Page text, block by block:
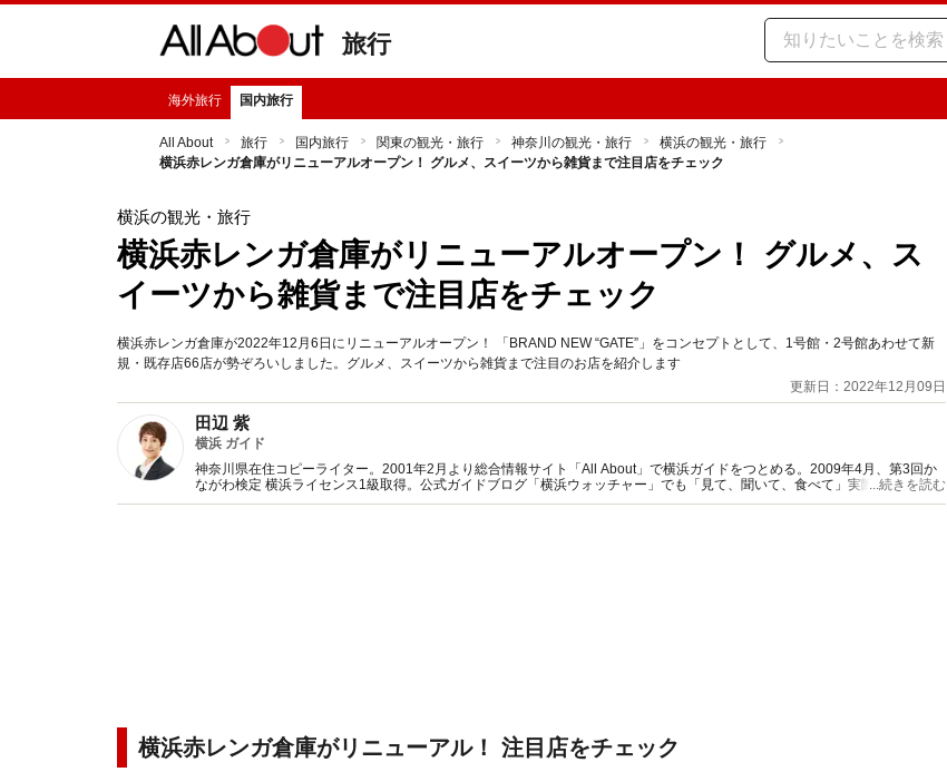
旅行
海外旅行 国内旅行
All About 旅行 国内旅行 関東の観光・旅行 神奈川の観光・旅行
横浜の観光・旅行
横浜赤レンガ倉庫がリニューアルオープン！ グルメ、スイーツから雑貨まで注目店をチェック
横浜の観光・旅行
横浜赤レンガ倉庫がリニューアルオープン！ グルメ、ス
イーツから雑貨まで注目店をチェック
横浜赤レンガ倉庫が2022年12月6日にリニューアルオープン！ 「BRAND NEW “GATE”」をコンセプトとして、1号館・2号館あわせて新
規・既存店66店が勢ぞろいしました。グルメ、スイーツから雑貨まで注目のお店を紹介します
更新日：2022年12月09日
田辺 紫
横浜 ガイド
神奈川県在住コピーライター。2001年2月より総合情報サイト「All About」で横浜ガイドをつとめる。2009年4月、第3回か
ながわ検定 横浜ライセンス1級取得。公式ガイドブログ「横浜ウォッチャー」でも「見て、聞いて、食べて」実際に体験した
横浜情報を発信。
...続きを読む
横浜赤レンガ倉庫がリニューアル！ 注目店をチェック